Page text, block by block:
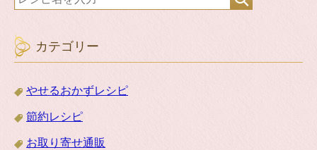
カテゴリー
やせるおかずレシピ
節約レシピ
お取り寄せ通販